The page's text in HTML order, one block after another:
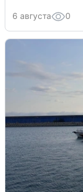
6 августа 0